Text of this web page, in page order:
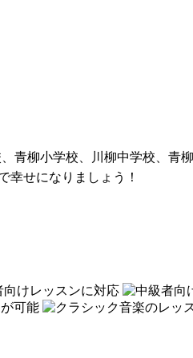
青柳小学校、川柳中学校、青
幸せになりましょう！